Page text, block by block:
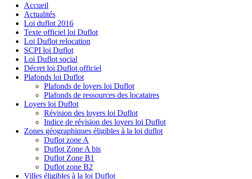
Accueil
Actualités
Loi duflot 2016
Texte officiel loi Duflot
Loi Duflot relocation
SCPI loi Duflot
Loi Duflot social
Décret loi Duflot officiel
Plafonds loi Duflot
Plafonds de loyers loi Duflot
Plafonds de ressources des locataires
Loyers loi Duflot
Révision des loyers loi Duflot
Indice de révision des loyers loi Duflot
Zones géographiques éligibles à la loi duflot
Duflot zone A
Duflot Zone A bis
Duflot Zone B1
Duflot zone B2
Villes éligibles à la loi Duflot